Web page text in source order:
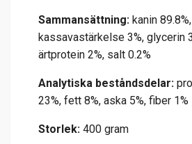
Sammansättning: kanin 89.8%,
kassavastärkelse 3%, glycerin
ärtprotein 2%, salt 0.2%
Analytiska beståndsdelar:
23%, fett 8%, aska 5%, fiber 1%
Storlek: 400 gram